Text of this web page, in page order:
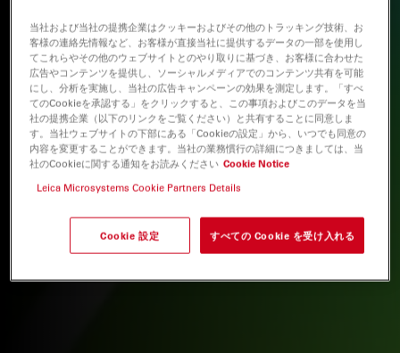
当社および当社の提携企業はクッキーおよびその他のトラッキング技術、お
客様の連絡先情報など、お客様が直接当社に提供するデータの一部を使用し
てこれらやその他のウェブサイトとのやり取りに基づき、お客様に合わせた
広告やコンテンツを提供し、ソーシャルメディアでのコンテンツ共有を可能
にし、分析を実施し、当社の広告キャンペーンの効果を測定します。「すべ
てのCookieを承認する」をクリックすると、この事項およびこのデータを当
社の提携企業（以下のリンクをご覧ください）と共有することに同意しま
す。当社ウェブサイトの下部にある「Cookieの設定」から、いつでも同意の
内容を変更することができます。当社の業務慣行の詳細につきましては、当
社のCookieに関する通知をお読みください Cookie Notice
Leica Microsystems Cookie Partners Details
Cookie 設定 すべての Cookie を受け入れる